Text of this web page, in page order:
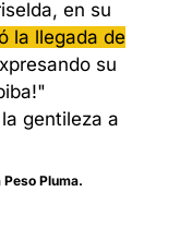
en su
la llegada de
su
Pluma.